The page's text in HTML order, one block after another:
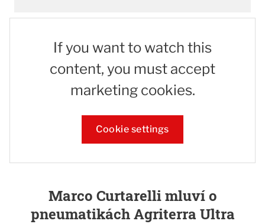
If you want to watch this
content, you must accept
marketing cookies.
Cookie settings
Marco Curtarelli mluví o
pneumatikách Agriterra Ultra